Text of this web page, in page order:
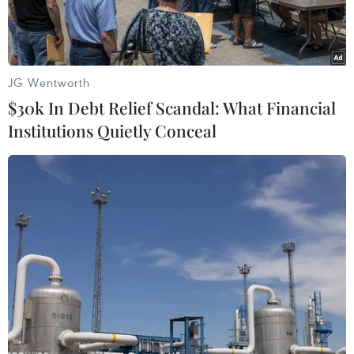
Tổng thống Ai Cập Abdel Fattah el-Sisi. (Nguồn:
Ngày 31/5, Tổng thống Ai Cập Abdel Fattah el-
Sisi đã lên tiếng khẳng định các nước Arab sẽ
không khoan nhượng với bất kỳ mối đe dọa an
ninh nào nhằm vào khu vực Trung Đông.
JG Wentworth
$30k In Debt Relief Scandal: What Financial
Institutions Quietly Conceal